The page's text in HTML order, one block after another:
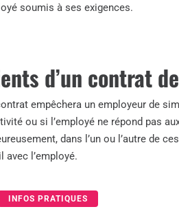
soumis à ses exigences.
d’un contrat
empêchera un employeur de
ou si l’employé ne répond pas
dans l’un ou l’autre de
avec l’employé.
INFOS PRATIQUES